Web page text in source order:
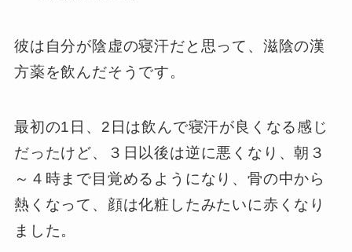
彼は自分が陰虚の寝汗だと思って、滋陰の漢
方薬を飲んだそうです。
最初の1日、2日は飲んで寝汗が良くなる感じ
だったけど、３日以後は逆に悪くなり、朝３
～４時まで目覚めるようになり、骨の中から
熱くなって、顔は化粧したみたいに赤くなり
ました。